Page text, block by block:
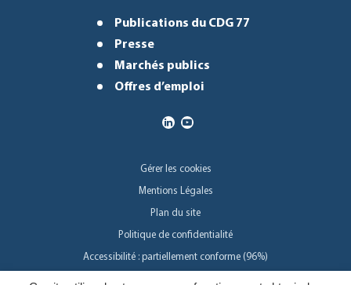
Publications du CDG 77
Presse
Marchés publics
Offres d’emploi
Gérer les cookies
Mentions Légales
Plan du site
Politique de confidentialité
Accessibilité : partiellement conforme (96%)